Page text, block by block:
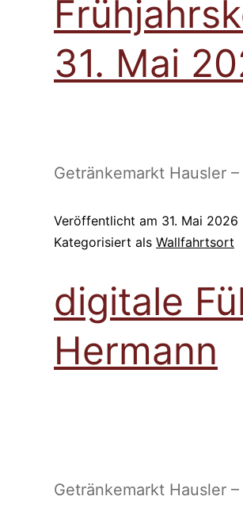
31. Mai
Getränkemarkt Hausler
Veröffentlicht am 31. Mai 2026
Kategorisiert als Wallfahrtsort
digitale
Hermann
Getränkemarkt Hausler